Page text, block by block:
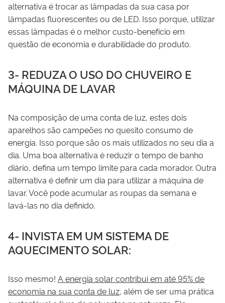
alternativa é trocar as lâmpadas da sua casa por
lâmpadas fluorescentes ou de LED. Isso porque, utilizar
essas lâmpadas é o melhor custo-benefício em
questão de economia e durabilidade do produto.
3- REDUZA O USO DO CHUVEIRO E
MÁQUINA DE LAVAR
Na composição de uma conta de luz, estes dois
aparelhos são campeões no quesito consumo de
energia. Isso porque são os mais utilizados no seu dia a
dia. Uma boa alternativa é reduzir o tempo de banho
diário, defina um tempo limite para cada morador. Outra
alternativa é definir um dia para utilizar a máquina de
lavar. Você pode acumular as roupas da semana e
lavá-las no dia definido.
4- INVISTA EM UM SISTEMA DE
AQUECIMENTO SOLAR:
Isso mesmo! A energia solar contribui em até 95% de
economia na sua conta de luz, além de ser uma prática